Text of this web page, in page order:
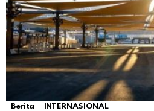
Berita INTERNASIONAL